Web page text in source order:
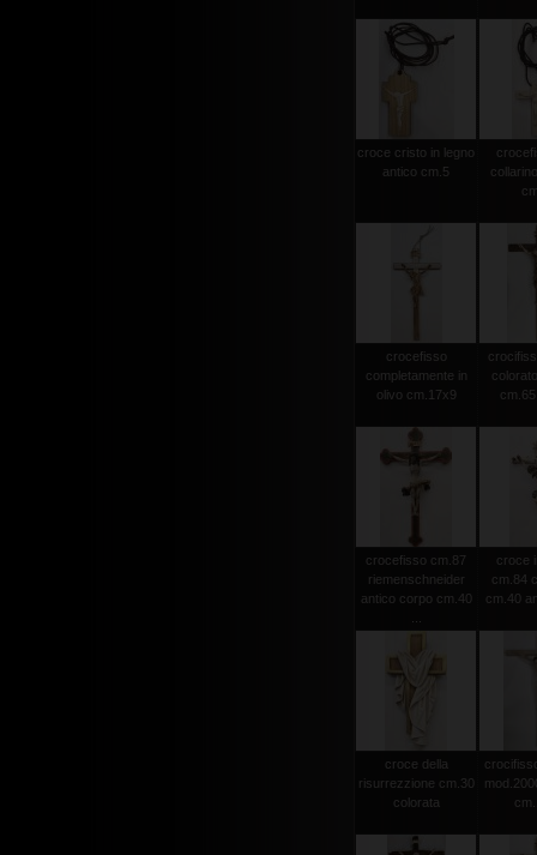
croce cristo in legno
antico cm.5
crocefisso
completamente in
olivo cm.17x9
crocefisso cm.87
riemenschneider
antico corpo cm.40
croce
cm.84
cm.40
croce della
risurrezzione cm.30
colorata